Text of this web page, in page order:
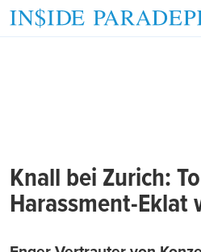
Knall bei Zurich:
Harassment-Eklat